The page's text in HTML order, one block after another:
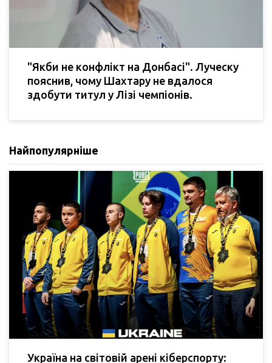
"Якби не конфлікт на Донбасі". Луческу
пояснив, чому Шахтару не вдалося
здобути титул у Лізі чемпіонів.
Найпопулярніше
Україна на світовій арені кіберспорту: